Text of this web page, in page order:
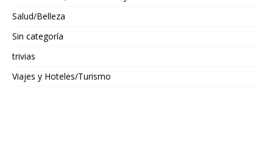
Salud/Belleza
Sin categoría
trivias
Viajes y Hoteles/Turismo